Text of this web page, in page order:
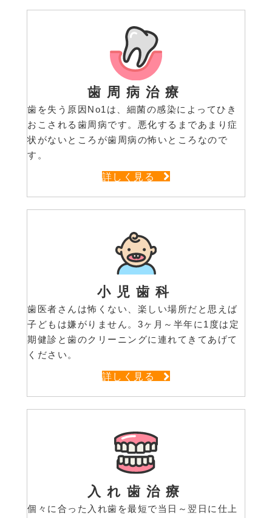
歯周病治療
歯を失う原因No1は、細菌の感染によってひき
おこされる歯周病です。悪化するまであまり症
状がないところが歯周病の怖いところなので
す。
詳しく見る
小児歯科
歯医者さんは怖くない、楽しい場所だと思えば
子どもは嫌がりません。3ヶ月～半年に1度は定
期健診と歯のクリーニングに連れてきてあげて
ください。
詳しく見る
入れ歯治療
個々に合った入れ歯を最短で当日～翌日に仕上